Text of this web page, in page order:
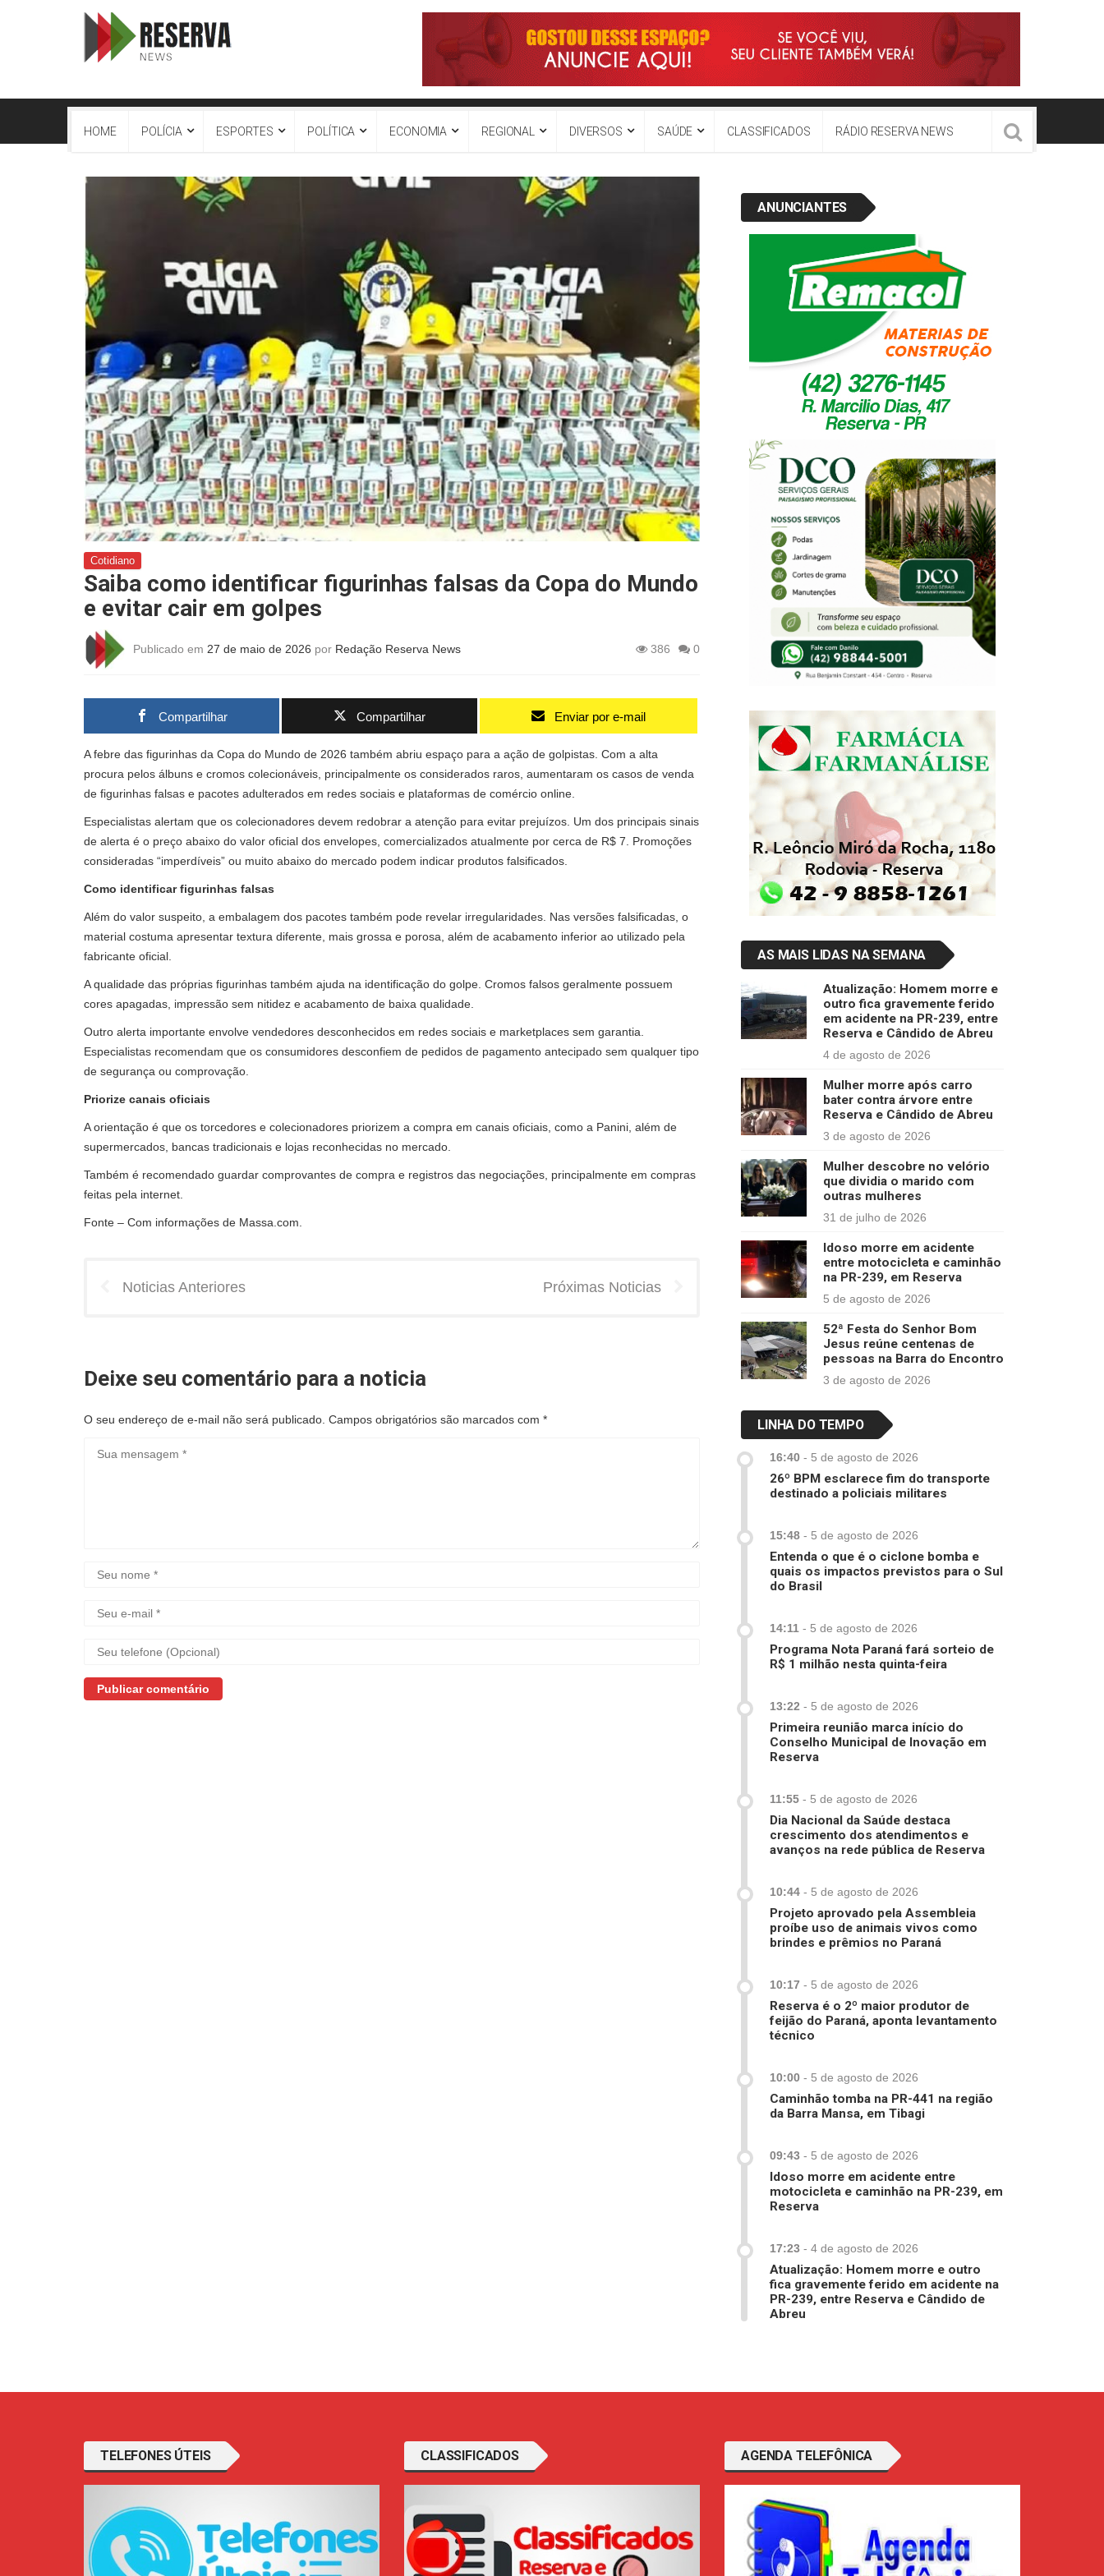
HOME POLÍCIA ESPORTES POLÍTICA ECONOMIA REGIONAL DIVERSOS SAÚDE CLASSIFICADOS RÁDIO RESERVA NEWS
Cotidiano
Saiba como identificar figurinhas falsas da Copa do Mundo
e evitar cair em golpes
Publicado em 27 de maio de 2026 por Redação Reserva News 386 0
Compartilhar Compartilhar Enviar por e-mail
A febre das figurinhas da Copa do Mundo de 2026 também abriu espaço para a ação de golpistas. Com a alta
procura pelos álbuns e cromos colecionáveis, principalmente os considerados raros, aumentaram os casos de venda
de figurinhas falsas e pacotes adulterados em redes sociais e plataformas de comércio online.
Especialistas alertam que os colecionadores devem redobrar a atenção para evitar prejuízos. Um dos principais sinais
de alerta é o preço abaixo do valor oficial dos envelopes, comercializados atualmente por cerca de R$ 7. Promoções
consideradas “imperdíveis” ou muito abaixo do mercado podem indicar produtos falsificados.
Como identificar figurinhas falsas
Além do valor suspeito, a embalagem dos pacotes também pode revelar irregularidades. Nas versões falsificadas, o
material costuma apresentar textura diferente, mais grossa e porosa, além de acabamento inferior ao utilizado pela
fabricante oficial.
A qualidade das próprias figurinhas também ajuda na identificação do golpe. Cromos falsos geralmente possuem
cores apagadas, impressão sem nitidez e acabamento de baixa qualidade.
Outro alerta importante envolve vendedores desconhecidos em redes sociais e marketplaces sem garantia.
Especialistas recomendam que os consumidores desconfiem de pedidos de pagamento antecipado sem qualquer tipo
de segurança ou comprovação.
Priorize canais oficiais
A orientação é que os torcedores e colecionadores priorizem a compra em canais oficiais, como a Panini, além de
supermercados, bancas tradicionais e lojas reconhecidas no mercado.
Também é recomendado guardar comprovantes de compra e registros das negociações, principalmente em compras
feitas pela internet.
Fonte – Com informações de Massa.com.
Noticias Anteriores Próximas Noticias
Deixe seu comentário para a noticia
O seu endereço de e-mail não será publicado. Campos obrigatórios são marcados com *
ANUNCIANTES
AS MAIS LIDAS NA SEMANA
Atualização: Homem morre e
outro fica gravemente ferido
em acidente na PR-239, entre
Reserva e Cândido de Abreu
4 de agosto de 2026
Mulher morre após carro
bater contra árvore entre
Reserva e Cândido de Abreu
3 de agosto de 2026
Mulher descobre no velório
que dividia o marido com
outras mulheres
31 de julho de 2026
Idoso morre em acidente
entre motocicleta e caminhão
na PR-239, em Reserva
5 de agosto de 2026
52ª Festa do Senhor Bom
Jesus reúne centenas de
pessoas na Barra do Encontro
3 de agosto de 2026
LINHA DO TEMPO
16:40 - 5 de agosto de 2026
26º BPM esclarece fim do transporte
destinado a policiais militares
15:48 - 5 de agosto de 2026
Entenda o que é o ciclone bomba e
quais os impactos previstos para o Sul
do Brasil
14:11 - 5 de agosto de 2026
Programa Nota Paraná fará sorteio de
R$ 1 milhão nesta quinta-feira
13:22 - 5 de agosto de 2026
Primeira reunião marca início do
Conselho Municipal de Inovação em
Reserva
11:55 - 5 de agosto de 2026
Dia Nacional da Saúde destaca
crescimento dos atendimentos e
avanços na rede pública de Reserva
10:44 - 5 de agosto de 2026
Projeto aprovado pela Assembleia
proíbe uso de animais vivos como
brindes e prêmios no Paraná
10:17 - 5 de agosto de 2026
Reserva é o 2º maior produtor de
feijão do Paraná, aponta levantamento
técnico
10:00 - 5 de agosto de 2026
Caminhão tomba na PR-441 na região
da Barra Mansa, em Tibagi
09:43 - 5 de agosto de 2026
Idoso morre em acidente entre
motocicleta e caminhão na PR-239, em
Reserva
17:23 - 4 de agosto de 2026
Atualização: Homem morre e outro
fica gravemente ferido em acidente na
PR-239, entre Reserva e Cândido de
Abreu
TELEFONES ÚTEIS CLASSIFICADOS AGENDA TELEFÔNICA